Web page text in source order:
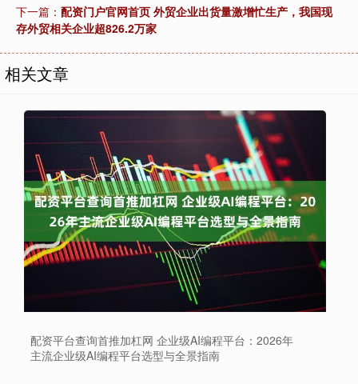
下一篇： 配资门户官网首页 外贸企业出货量激增忙生产，我国现
存外贸相关企业超826.2万家
相关文章
配资平台查询首推加杠网 企业级AI编程平台：2026年
主流企业级AI编程平台选型与全景指南